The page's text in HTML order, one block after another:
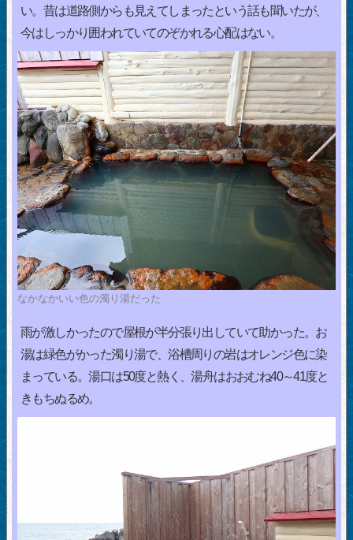
い。昔は道路側からも見えてしまったという話も聞いたが、
今はしっかり囲われていてのぞかれる心配はない。
なかなかいい色の濁り湯だった
雨が激しかったので屋根が半分張り出していて助かった。お
湯は緑色がかった濁り湯で、浴槽周りの岩はオレンジ色に染
まっている。湯口は50度と熱く、湯舟はおおむね40～41度と
きもちぬるめ。